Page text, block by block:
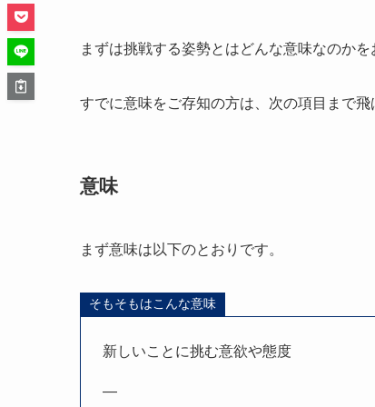
まずは挑戦する姿勢とはどんな意味なのかを
すでに意味をご存知の方は、次の項目まで飛
意味
まず意味は以下のとおりです。
そもそもはこんな意味
新しいことに挑む意欲や態度
—